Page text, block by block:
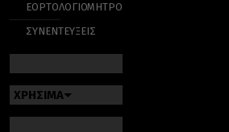
ΕΟΡΤΟΛΟΓΙΟ
ΣΥΝΕΝΤΕΥΞΕΙΣ
ΜΗΤΡΟΠΟΛΕΙΣ
ΧΡΗΣΙΜΑ